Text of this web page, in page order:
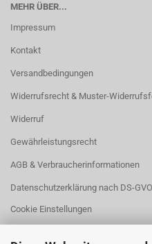
MEHR ÜBER...
Impressum
Kontakt
Versandbedingungen
Widerrufsrecht & Muster-
Widerruf
Gewährleistungsrecht
AGB & Verbraucherinformationen
Datenschutzerklärung nach DS-GVO
Cookie Einstellungen